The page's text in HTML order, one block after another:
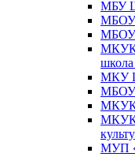
МБУ
МБОУ
МБОУ
МКУК
МКУ
МБОУ
МКУК
МКУК
МУП